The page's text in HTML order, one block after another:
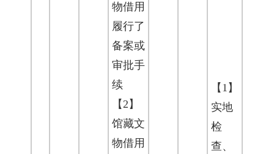
物借用
履行了
备案或
审批手
续
【2】
馆藏文
物借用
【1】
实地
检
查、